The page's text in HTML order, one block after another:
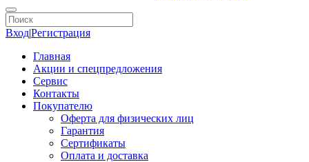
Вход|Регистрация
Главная
Акции и спецпредложения
Сервис
Контакты
Покупателю
Оферта для физических лиц
Гарантия
Сертификаты
Оплата и доставка